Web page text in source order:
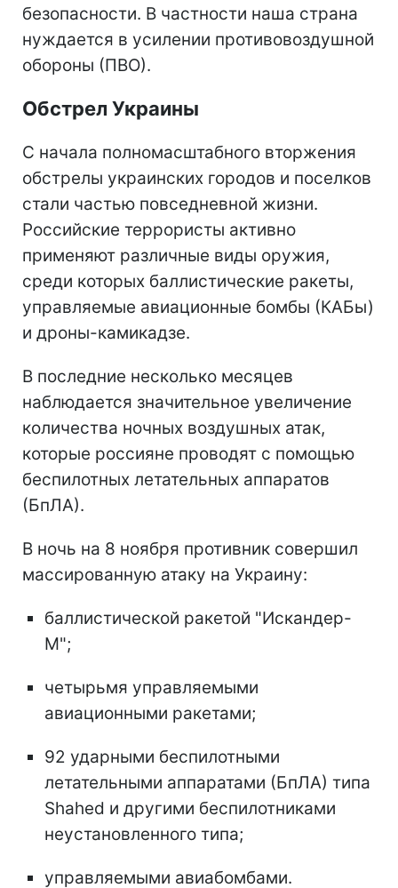
безопасности. В частности наша страна
нуждается в усилении противовоздушной
обороны (ПВО).
Обстрел Украины
С начала полномасштабного вторжения
обстрелы украинских городов и поселков
стали частью повседневной жизни.
Российские террористы активно
применяют различные виды оружия,
среди которых баллистические ракеты,
управляемые авиационные бомбы (КАБы)
и дроны-камикадзе.
В последние несколько месяцев
наблюдается значительное увеличение
количества ночных воздушных атак,
которые россияне проводят с помощью
беспилотных летательных аппаратов
(БпЛА).
В ночь на 8 ноября противник совершил
массированную атаку на Украину:
баллистической ракетой "Искандер-
М";
четырьмя управляемыми
авиационными ракетами;
92 ударными беспилотными
летательными аппаратами (БпЛА) типа
Shahed и другими беспилотниками
неустановленного типа;
управляемыми авиабомбами.